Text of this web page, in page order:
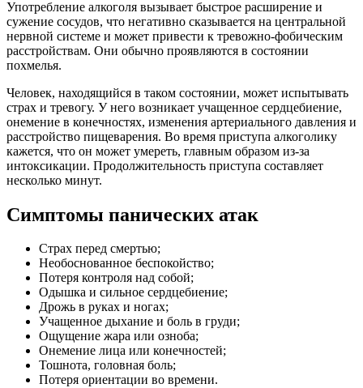
Употребление алкоголя вызывает быстрое расширение и
сужение сосудов, что негативно сказывается на центральной
нервной системе и может привести к тревожно-фобическим
расстройствам. Они обычно проявляются в состоянии
похмелья.
Человек, находящийся в таком состоянии, может испытывать
страх и тревогу. У него возникает учащенное сердцебиение,
онемение в конечностях, изменения артериального давления и
расстройство пищеварения. Во время приступа алкоголику
кажется, что он может умереть, главным образом из-за
интоксикации. Продолжительность приступа составляет
несколько минут.
Симптомы панических атак
Cтрах перед смертью;
Необоснованное беспокойство;
Потеря контроля над собой;
Одышка и сильное сердцебиение;
Дрожь в руках и ногах;
Учащенное дыхание и боль в груди;
Ощущение жара или озноба;
Онемение лица или конечностей;
Тошнота, головная боль;
Потеря ориентации во времени.